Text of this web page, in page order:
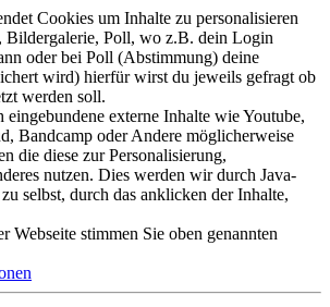
Cookies um Inhalte zu personalisieren
Bildergalerie, Poll, wo z.B. dein Login
oder bei Poll (Abstimmung) deine
wird) hierfür wirst du jeweils gefragt ob
werden soll.
eingebundene externe Inhalte wie Youtube,
Bandcamp oder Andere möglicherweise
die diese zur Personalisierung,
nutzen. Dies werden wir durch Java-
selbst, durch das anklicken der Inhalte,
Webseite stimmen Sie oben genannten